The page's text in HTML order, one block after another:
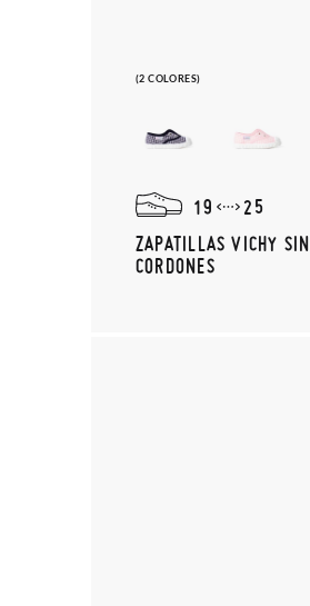
(2 COLORES)
19
25
ZAPATILLAS VICHY SIN
CORDONES